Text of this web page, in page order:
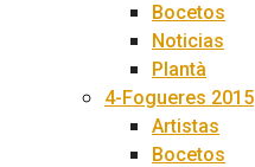
Bocetos
Noticias
Plantà
4-Fogueres 2015
Artistas
Bocetos